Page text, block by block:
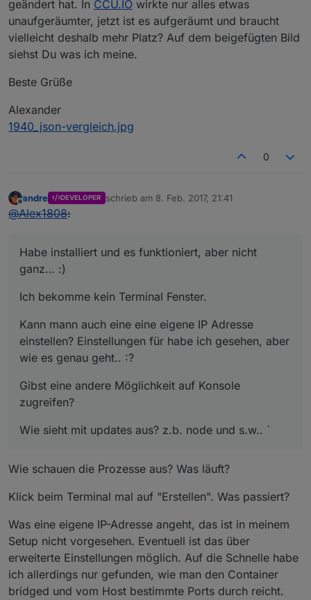
geändert hat. In CCU.IO wirkte nur alles etwas
unaufgeräumter, jetzt ist es aufgeräumt und braucht
vielleicht deshalb mehr Platz? Auf dem beigefügten Bild
siehst Du was ich meine.
Beste Grüße
Alexander
1940_json-vergleich.jpg
0
Offline
andre DEVELOPER schrieb am 8. Feb. 2017, 21:41
zuletzt editiert von
@Alex1808:
Habe installiert und es funktioniert, aber nicht
ganz… :)
Ich bekomme kein Terminal Fenster.
Kann mann auch eine eine eigene IP Adresse
einstellen? Einstellungen für habe ich gesehen, aber
wie es genau geht.. :?
Gibst eine andere Möglichkeit auf Konsole
zugreifen?
Wie sieht mit updates aus? z.b. node und s.w.. `
Wie schauen die Prozesse aus? Was läuft?
Klick beim Terminal mal auf "Erstellen". Was passiert?
Was eine eigene IP-Adresse angeht, das ist in meinem
Setup nicht vorgesehen. Eventuell ist das über
erweiterte Einstellungen möglich. Auf die Schnelle habe
ich allerdings nur gefunden, wie man den Container
bridged und vom Host bestimmte Ports durch reicht.